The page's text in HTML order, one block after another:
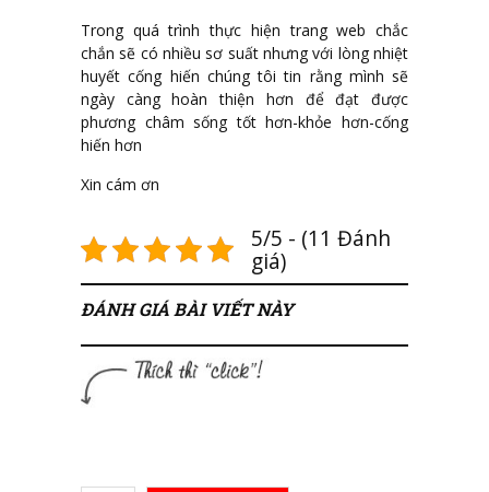
Trong quá trình thực hiện trang web chắc
chắn sẽ có nhiều sơ suất nhưng với lòng nhiệt
huyết cống hiến chúng tôi tin rằng mình sẽ
ngày càng hoàn thiện hơn để đạt được
phương châm sống tốt hơn-khỏe hơn-cống
hiến hơn
Xin cám ơn
5/5 - (11 Đánh
giá)
ĐÁNH GIÁ BÀI VIẾT NÀY